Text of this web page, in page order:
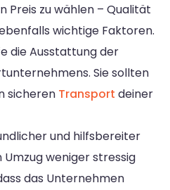
Preis zu wählen – Qualität
wichtige Faktoren.
die Ausstattung der
Sie sollten
sicheren Transport deiner
und hilfsbereiter
weniger stressig
das Unternehmen